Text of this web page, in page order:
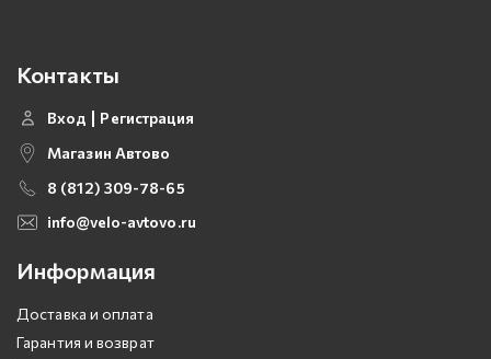
Контакты
Вход
Регистрация
Магазин Автово
8 (812) 309-78-65
info@velo-avtovo.ru
Информация
Доставка и оплата
Гарантия и возврат